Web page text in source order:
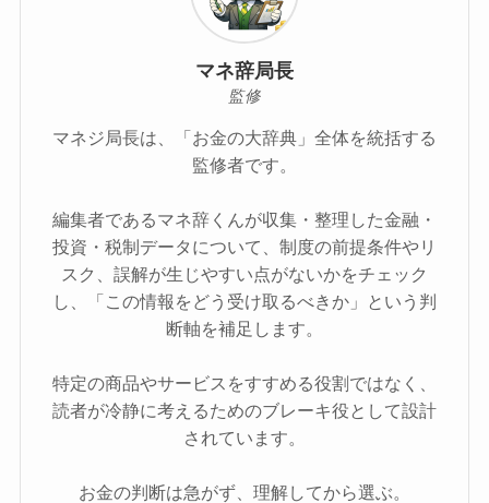
マネ辞局長
監修
マネジ局長は、「お金の大辞典」全体を統括する
監修者です。
編集者であるマネ辞くんが収集・整理した金融・
投資・税制データについて、制度の前提条件やリ
スク、誤解が生じやすい点がないかをチェック
し、「この情報をどう受け取るべきか」という判
断軸を補足します。
特定の商品やサービスをすすめる役割ではなく、
読者が冷静に考えるためのブレーキ役として設計
されています。
お金の判断は急がず、理解してから選ぶ。